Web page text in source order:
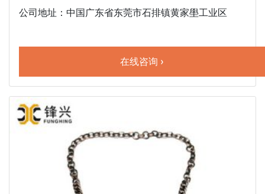
公司地址：中国广东省东莞市石排镇黄家壆工业区
在线咨询 ›